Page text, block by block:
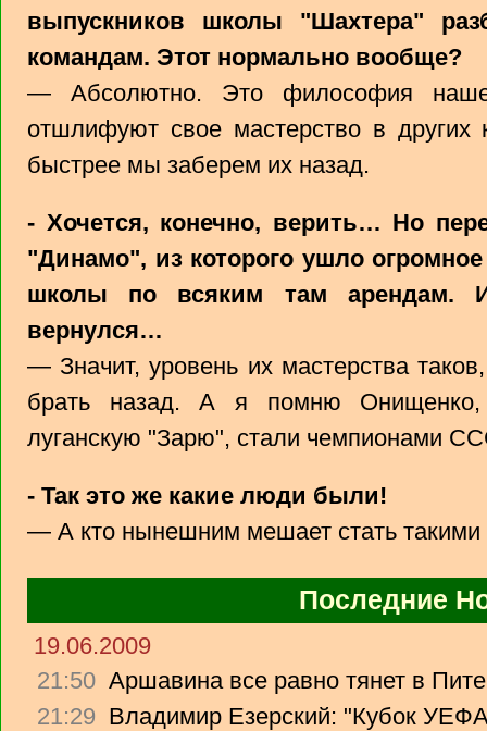
выпускников школы "Шахтера"
командам. Этот нормально вообще?
— Абсолютно. Это философия
отшлифуют свое мастерство в других
быстрее мы заберем их назад.
- Хочется, конечно, верить… Но
"Динамо", из которого ушло
школы по всяким там арендам.
вернулся…
— Значит, уровень их мастерства
брать назад. А я помню
луганскую "Зарю", стали чемпионами
- Так это же какие люди были!
— А кто нынешним мешает стать такими
Последние
19.06.2009
21:50 Аршавина все равно тянет в
21:29 Владимир Езерский: "Кубок